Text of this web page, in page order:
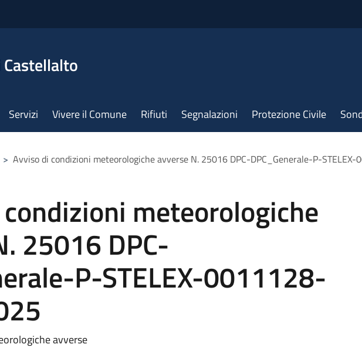
Servizi Vivere il Comune Rifiuti Segnalazioni Protezione Civile
> Avviso di condizioni meteorologiche avverse N. 25016 DPC-DPC_Generale-P-
meteorologiche
25016 DPC-
P-STELEX-0011128-
avverse